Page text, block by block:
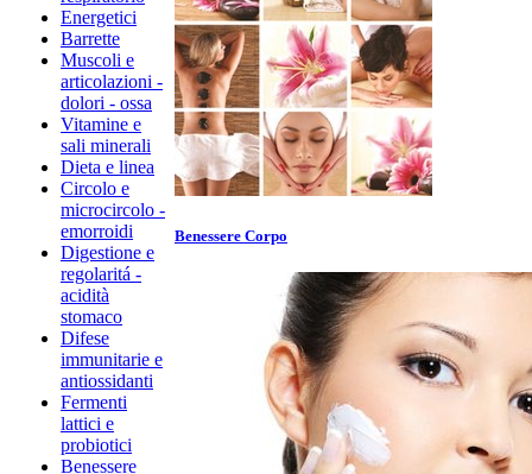
Energetici
Barrette
Muscoli e
articolazioni -
dolori - ossa
Vitamine e
sali minerali
Dieta e linea
Circolo e
microcircolo -
emorroidi
Digestione e
regolaritá -
acidità
stomaco
Difese
immunitarie e
antiossidanti
Fermenti
lattici e
probiotici
Benessere
Benessere Corpo